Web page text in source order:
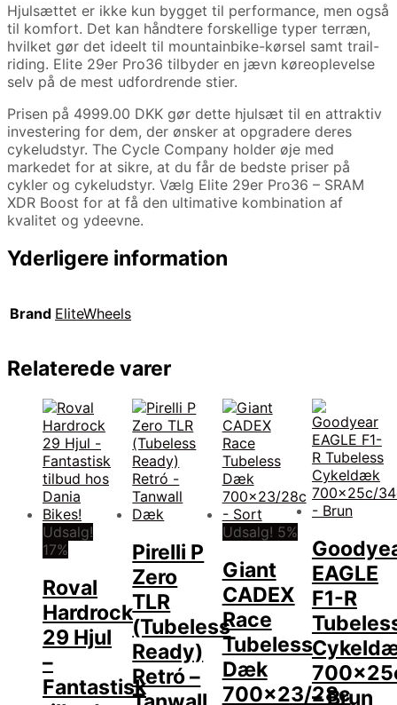
Hjulsættet er ikke kun bygget til performance, men også
til komfort. Det kan håndtere forskellige typer terræn,
hvilket gør det ideelt til mountainbike-kørsel samt trail-
riding. Elite 29er Pro36 tilbyder en jævn køreoplevelse
selv på de mest udfordrende stier.
Prisen på 4999.00 DKK gør dette hjulsæt til en attraktiv
investering for dem, der ønsker at opgradere deres
cykeludstyr. The Cycle Company holder øje med
markedet for at sikre, at du får de bedste priser på
cykler og cykeludstyr. Vælg Elite 29er Pro36 – SRAM
XDR Boost for at få den ultimative kombination af
kvalitet og ydeevne.
Yderligere information
Brand EliteWheels
Relaterede varer
Udsalg!
17%
Roval
Hardrock
29 Hjul
–
Fantastisk
Pirelli P
Zero
TLR
(Tubeless
Ready)
Retró –
Udsalg! 5%
Giant
CADEX
Race
Tubeless
Dæk
700×23/28c
EAGLE
F1-R
– Brun